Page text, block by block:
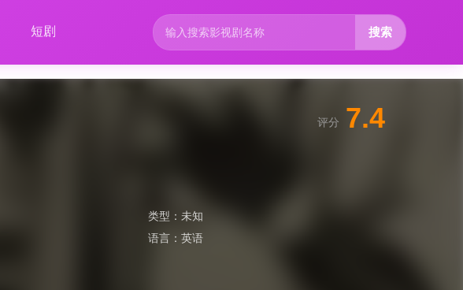
短剧 搜索
类型： 未知
语言： 英语
评分 7.4